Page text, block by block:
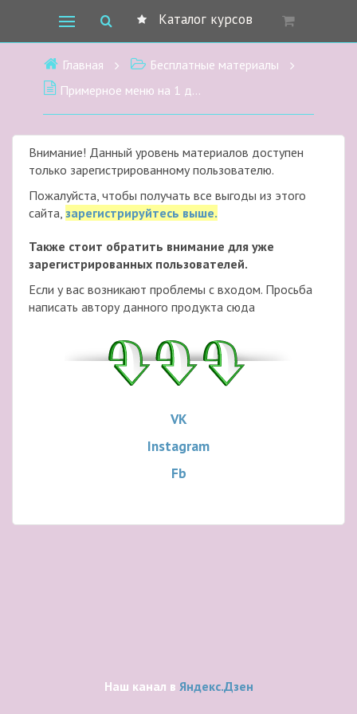
Каталог курсов
Главная
Бесплатные материалы
Примерное меню на 1 день
Внимание! Данный уровень материалов доступен
только зарегистрированному пользователю.
Пожалуйста, чтобы получать все выгоды из этого
сайта, зарегистрируйтесь выше.
Также стоит обратить внимание для уже
зарегистрированных пользователей.
Если у вас возникают проблемы с входом. Просьба
написать автору данного продукта сюда
VK
Instagram
Fb
Наш канал в Яндекс.Дзен